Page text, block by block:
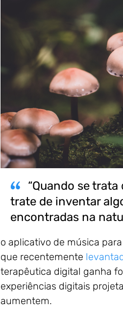
“Quando se
trate de inventar
encontradas na
o aplicativo de música
que recentemente
terapêutica digital ganha
experiências digitais
aumentem.